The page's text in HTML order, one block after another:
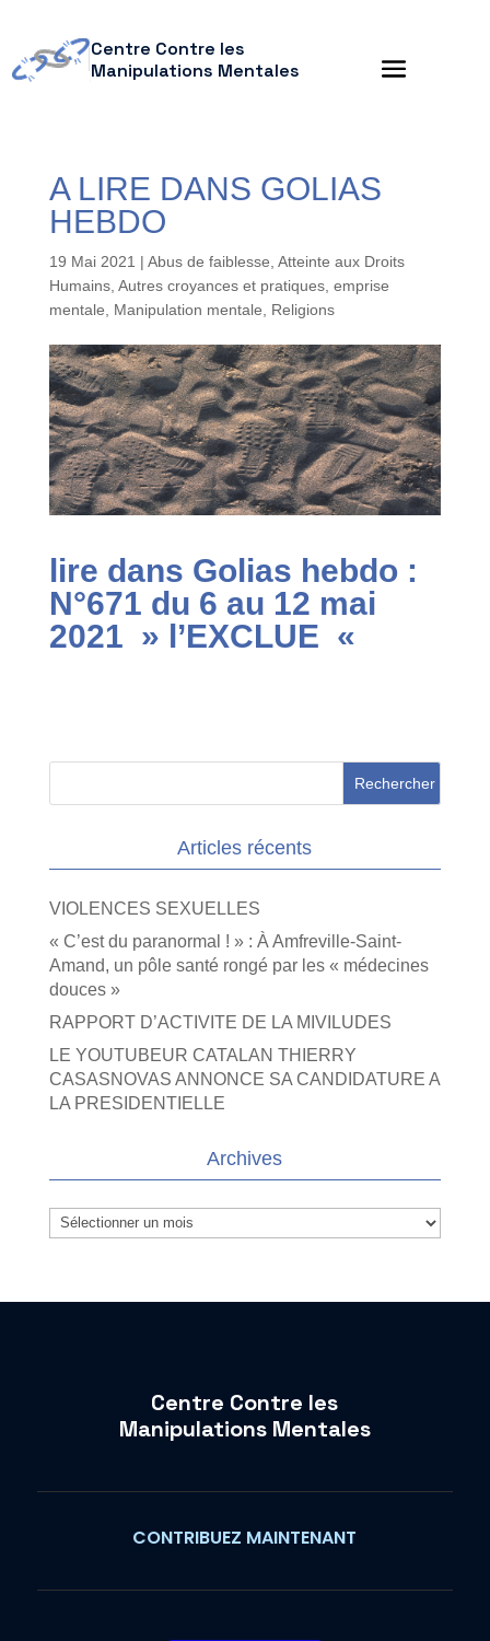
Centre Contre les
Manipulations Mentales
A LIRE DANS GOLIAS
HEBDO
19 Mai 2021 | Abus de faiblesse Atteinte aux Droits
Humains, Autres croyances et pratiques, emprise
mentale
Manipulation mentale Religions
lire dans Golias hebdo :
N°671 du 6 au 12 mai
2021 » l’EXCLUE «
Articles récents
VIOLENCES SEXUELLES
« C’est du paranormal ! » : À Amfreville-Saint-
Amand, un pôle santé rongé par les « médecines
douces »
RAPPORT D’ACTIVITE DE LA MIVILUDES
LE YOUTUBEUR CATALAN THIERRY
CASASNOVAS ANNONCE SA CANDIDATURE A
LA PRESIDENTIELLE
Archives
Archives
Centre Contre les
Manipulations Mentales
CONTRIBUEZ MAINTENANT